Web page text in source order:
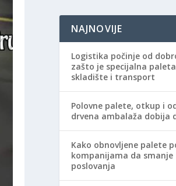
NAJNOVIJE
Logistika počinje od
zašto je specijalna
skladište i transport
Polovne palete, otkup i
drvena ambalaža dobija
Kako obnovljene palete
kompanijama da smanje
poslovanja